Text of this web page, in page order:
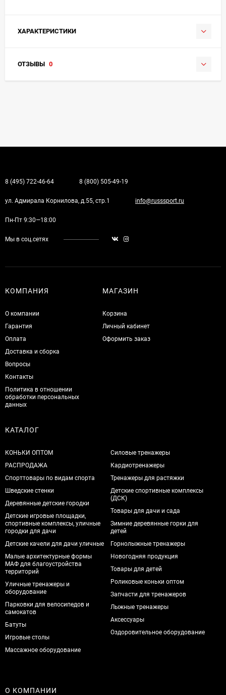
ХАРАКТЕРИСТИКИ
ОТЗЫВЫ 0
8 (495) 722-46-64 8 (800) 505-49-19
ул. Адмирала Корнилова, д.55, стр.1 info@russsport.ru
Пн-Пт 9:30—18:00
Мы в соц.сетях
КОМПАНИЯ
О компании
Гарантия
Оплата
Доставка и сборка
Вопросы
Контакты
Политика в отношении
обработки персональных
данных
МАГАЗИН
Корзина
Личный кабинет
Оформить заказ
КАТАЛОГ
КОНЬКИ ОПТОМ
РАСПРОДАЖА
Спорттовары по видам спорта
Шведские стенки
Деревянные детские городки
Детские игровые площадки,
спортивные комплексы, уличные
городки для дачи
Детские качели для дачи уличные
Малые архитектурные формы
МАФ для благоустройства
территорий
Уличные тренажеры и
оборудование
Парковки для велосипедов и
самокатов
Батуты
Игровые столы
Массажное оборудование
Силовые тренажеры
Кардиотренажеры
Тренажеры для растяжки
Детские спортивные комплексы
(ДСК)
Товары для дачи и сада
Зимние деревянные горки для
детей
Горнолыжные тренажеры
Новогодняя продукция
Товары для детей
Роликовые коньки оптом
Запчасти для тренажеров
Лыжные тренажеры
Аксессуары
Оздоровительное оборудование
О КОМПАНИИ